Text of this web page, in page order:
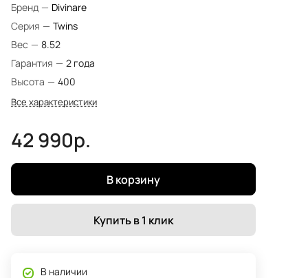
Бренд — Divinare
Серия — Twins
Вес — 8.52
Гарантия — 2 года
Высота — 400
Все характеристики
42 990р.
В корзину
Купить в 1 клик
В наличии